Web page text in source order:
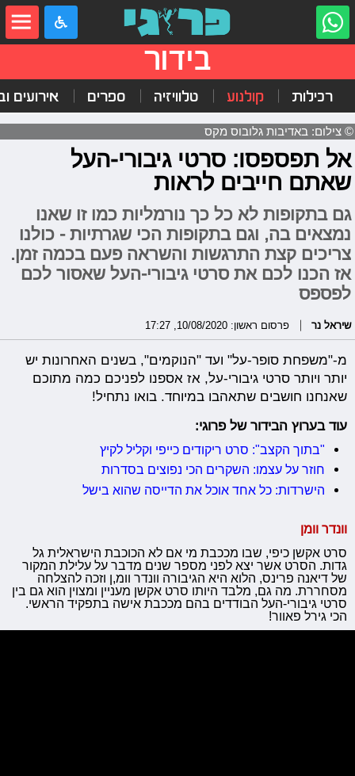
בידור
רכילות קולנוע טלוויזיה ספרים אירועים
© צילום: באדיבות גלובוס מקס
אל תפספסו: סרטי גיבורי-העל
שאתם חייבים לראות
גם בתקופות לא כל כך נורמליות כמו זו שאנו
נמצאים בה, וגם בתקופות הכי שגרתיות - כולנו
צריכים קצת התרגשות והשראה פעם בכמה זמן.
אז הכנו לכם את סרטי גיבורי-העל שאסור לכם
לפספס
שיראל נר פרסום ראשון: 10/08/2020, 17:27
מ-"משפחת סופר-על" ועד "הנוקמים", בשנים האחרונות יש
יותר ויותר סרטי גיבורי-על, אז אספנו לפניכם כמה מתוכם
שאנחנו חושבים שתאהבו במיוחד. בואו נתחיל!
עוד בערוץ הבידור של פרוגי:
"בתוך הקצב": סרט ריקודים כייפי וקליל לקיץ
חוזר על עצמו: השקרים הכי נפוצים בסדרות
הישרדות: כל אחד אוכל את הדייסה שהוא בישל
וונדר וומן
סרט אקשן כיפי, שבו מככבת מי אם לא הכוכבת הישראלית גל
גדות. הסרט אשר יצא לפני מספר שנים מדבר על עלילת המקור
של דיאנה פרינס, הלוא היא הגיבורה וונדר וומ,ן וזכה להצלחה
מסחררת. מה גם, מלבד היותו סרט אקשן מעניין ומצוין הוא גם בין
סרטי גיבורי-העל הבודדים בהם מככבת אישה בתפקיד הראשי.
הכי גירל פאוור!